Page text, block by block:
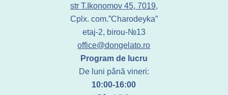
str T.Ikonomov 45, 7019,
Cplx. com.”Charodeyka”
etaj-2, birou-№13
office@dongelato.ro
Program de lucru
De luni până vineri:
10:00-16:00